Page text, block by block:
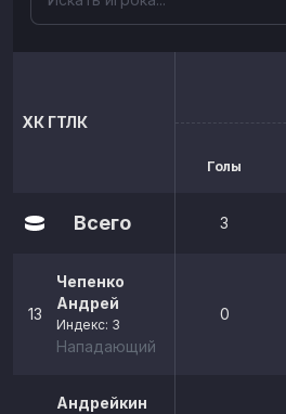
ХК ГТЛК
Голы
Всего 3
13
Чепенко
Андрей
Индекс: 3
Нападающий
0
Андрейкин